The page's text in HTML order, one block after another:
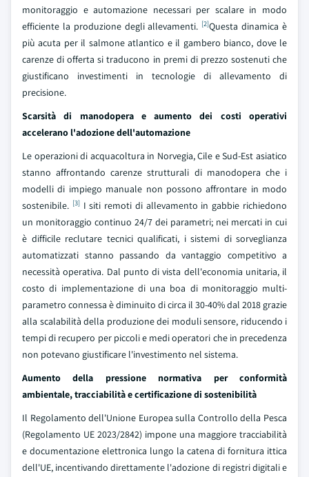
monitoraggio e automazione necessari per scalare in modo
efficiente la produzione degli allevamenti. [2]Questa dinamica è
più acuta per il salmone atlantico e il gambero bianco, dove le
carenze di offerta si traducono in premi di prezzo sostenuti che
giustificano investimenti in tecnologie di allevamento di
precisione.
Scarsità di manodopera e aumento dei costi operativi
accelerano l'adozione dell'automazione
Le operazioni di acquacoltura in Norvegia, Cile e Sud-Est asiatico
stanno affrontando carenze strutturali di manodopera che i
modelli di impiego manuale non possono affrontare in modo
sostenibile. [3]I siti remoti di allevamento in gabbie richiedono
un monitoraggio continuo 24/7 dei parametri; nei mercati in cui
è difficile reclutare tecnici qualificati, i sistemi di sorveglianza
automatizzati stanno passando da vantaggio competitivo a
necessità operativa. Dal punto di vista dell'economia unitaria, il
costo di implementazione di una boa di monitoraggio multi-
parametro connessa è diminuito di circa il 30-40% dal 2018 grazie
alla scalabilità della produzione dei moduli sensore, riducendo i
tempi di recupero per piccoli e medi operatori che in precedenza
non potevano giustificare l'investimento nel sistema.
Aumento della pressione normativa per conformità
ambientale, tracciabilità e certificazione di sostenibilità
Il Regolamento dell'Unione Europea sulla Controllo della Pesca
(Regolamento UE 2023/2842) impone una maggiore tracciabilità
e documentazione elettronica lungo la catena di fornitura ittica
dell'UE, incentivando direttamente l'adozione di registri digitali e